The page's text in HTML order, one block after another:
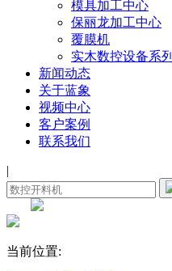
模具加工中心
保丽龙加工中心
覆膜机
实木数控设备系列
新闻动态
关于蓝象
视频中心
客户案例
联系我们
|
当前位置: